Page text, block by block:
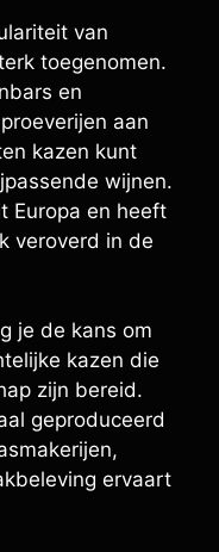
van
toegenomen.
en
aan
kazen kunt
wijnen.
Europa en heeft
veroverd in de
je de kans om
kazen die
zijn bereid.
geproduceerd
ervaart